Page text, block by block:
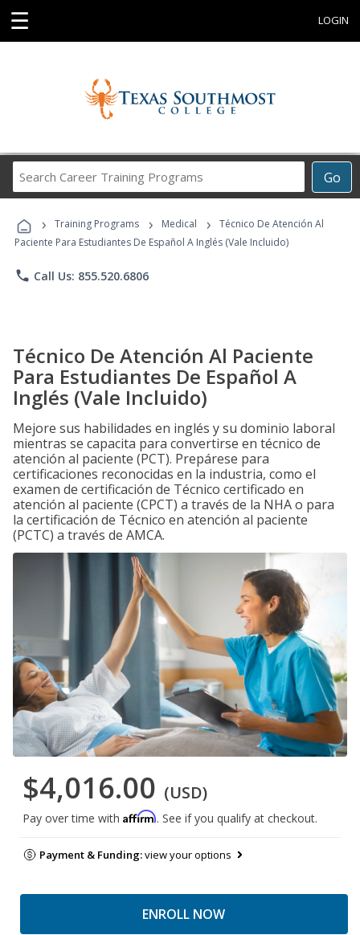
☰ LOGIN
Go
Career
Programs
› Training Programs › Medical ›
Técnico De Atención Al
Paciente Para Estudiantes De Español A Inglés (Vale Incluido)
phone Call Us: 855.520.6806
Técnico De Atención Al Paciente
Para Estudiantes De Español A
Inglés (Vale Incluido)
Mejore sus habilidades en inglés y su dominio laboral
mientras se capacita para convertirse en técnico de
atención al paciente (PCT). Prepárese para
certificaciones reconocidas en la industria, como el
examen de certificación de Técnico certificado en
atención al paciente (CPCT) a través de la NHA o para
la certificación de Técnico en atención al paciente
(PCTC) a través de AMCA.
$4,016.00 (USD)
Pay over time with Affirm. See if you qualify at checkout.
Payment & Funding:view your options
ENROLL NOW